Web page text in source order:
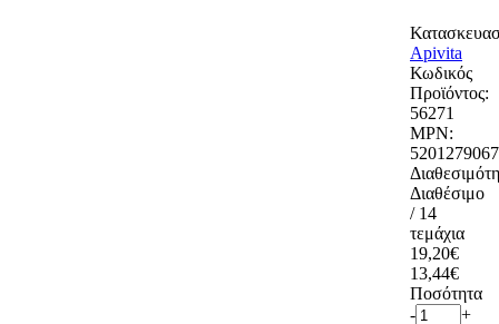
Apivita
Κωδικός
Προϊόντος:
56271
MPN:
Διαθέσιμο
/ 14
τεμάχια
19,20€
13,44€
Ποσότητα
-
+